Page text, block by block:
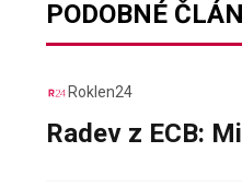
PODOBNÉ
Roklen24
Radev z ECB: